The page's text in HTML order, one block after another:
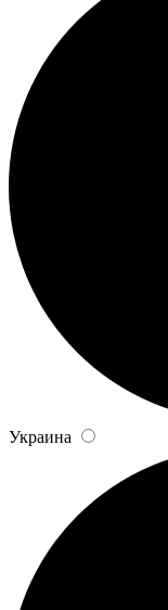
Украина